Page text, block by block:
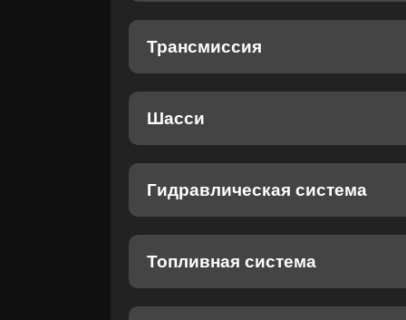
Трансмиссия
Шасси
Гидравлическая система
Топливная система